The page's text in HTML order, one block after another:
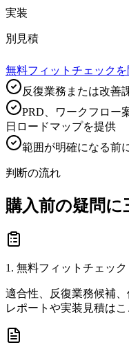
実装
別見積
無料フィットチェック
反復業務または改善
PRD、ワークフロー
日ロードマップを提供
範囲が明確になる前
判断の流れ
購入前の疑問
1. 無料フィットチェック
適合性、反復業務候補
レポートや実装見積はこ